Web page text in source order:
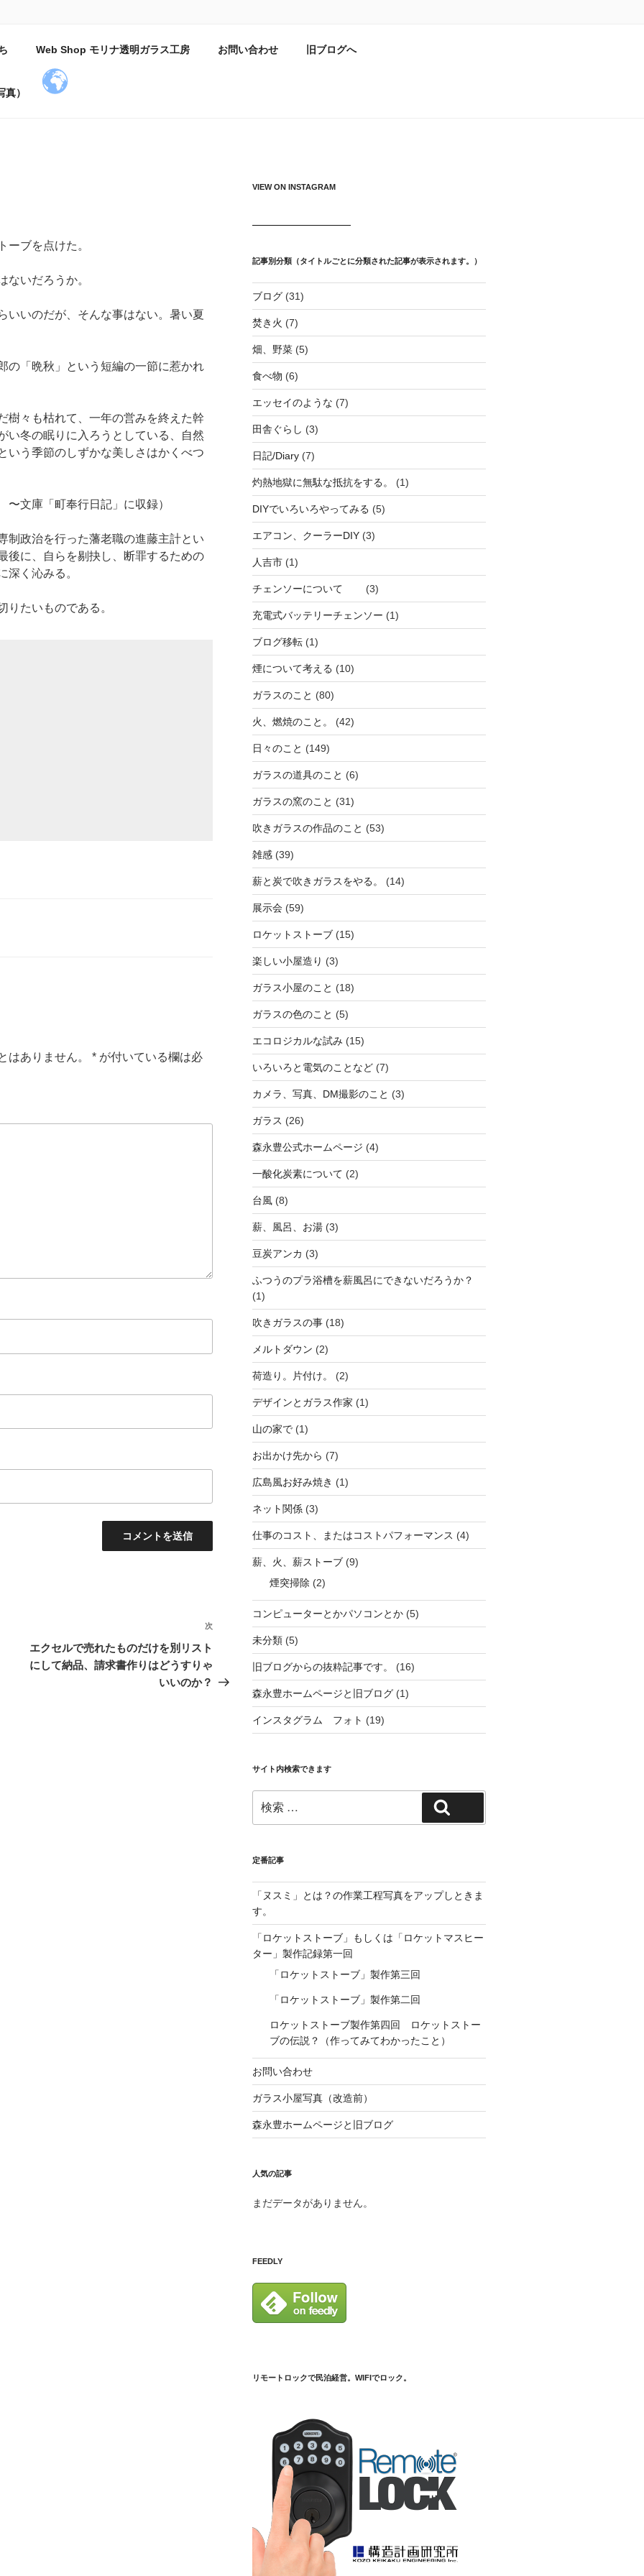
屋日記
いている。
Web Shop モリナ透明ガラス工房 お問い合わせ 旧ブログへ
）
ーブを点けた。
ないだろうか。
いいのだが、そんな事はない。暑い夏
の「晩秋」という短編の一節に惹かれ
樹々も枯れて、一年の営みを終えた幹
い冬の眠りに入ろうとしている、自然
いう季節のしずかな美しさはかくべつ
文庫「町奉行日記」に収録）
制政治を行った藩老職の進藤主計とい
後に、自らを剔抉し、断罪するための
深く沁みる。
りたいものである。
はありません。 * が付いている欄は必
次
稿
次
エクセルで売れたものだけを別リスト
にして納品、請求書作りはどうすりゃ
いいのか？
VIEW ON INSTAGRAM
記事別分類（タイトルごとに分類された記事が表示されます。）
ブログ(31)
焚き火 (7)
畑、野菜(5)
食べ物 (6)
エッセイのような (7)
田舎ぐらし (3)
日記/Diary(7)
灼熱地獄に無駄な抵抗をする。 (1)
DIYでいろいろやってみる (5)
エアコン、クーラーDIY(3)
人吉市(1)
チェンソーについて (3)
充電式バッテリーチェンソー (1)
ブログ移転(1)
煙について考える (10)
ガラスのこと (80)
火、燃焼のこと。 (42)
日々のこと (149)
ガラスの道具のこと (6)
ガラスの窯のこと (31)
吹きガラスの作品のこと (53)
雑感(39)
薪と炭で吹きガラスをやる。 (14)
展示会(59)
ロケットストーブ(15)
楽しい小屋造り (3)
ガラス小屋のこと (18)
ガラスの色のこと (5)
エコロジカルな試み (15)
いろいろと電気のことなど(7)
カメラ、写真、DM撮影のこと (3)
ガラス (26)
森永豊公式ホームページ (4)
一酸化炭素について (2)
台風(8)
薪、風呂、お湯(3)
豆炭アンカ (3)
ふつうのプラ浴槽を薪風呂にできないだろうか？
(1)
吹きガラスの事(18)
メルトダウン (2)
荷造り。片付け。 (2)
デザインとガラス作家 (1)
山の家で(1)
お出かけ先から (7)
広島風お好み焼き (1)
ネット関係(3)
仕事のコスト、またはコストパフォーマンス (4)
薪、火、薪ストーブ(9)
煙突掃除 (2)
コンピューターとかパソコンとか(5)
未分類(5)
旧ブログからの抜粋記事です。 (16)
森永豊ホームページと旧ブログ(1)
インスタグラム フォト (19)
サイト内検索できます
索:
定番記事
「ヌスミ」とは？の作業工程写真をアップしときま
す。
「ロケットストーブ」もしくは「ロケットマスヒー
ター」製作記録第一回
「ロケットストーブ」製作第三回
「ロケットストーブ」製作第二回
ロケットストーブ製作第四回 ロケットストー
ブの伝説？（作ってみてわかったこと）
お問い合わせ
ガラス小屋写真（改造前）
森永豊ホームページと旧ブログ
人気の記事
まだデータがありません。
FEEDLY
リモートロックで民泊経営。WIFIでロック。